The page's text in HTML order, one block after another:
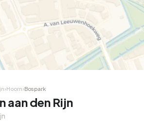
›Hoorn›Bospark
aan den Rijn